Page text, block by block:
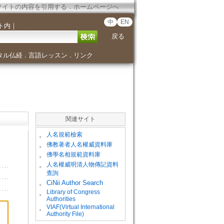
イトの内容を引用する．ホームページへ
内 ｜ 中 EN
戻る
ル仏経． 言語レッスン ． リンク
関連サイト
。 人名規範檢索
。 佛教著者人名權威資料庫
。 佛學名相規範資料庫
。
人名權威明清人物傳記資料
查詢
。
CiNii Author Search
。
Library of Congress
Authorities
。
VIAF(Virtual International
Authority File)